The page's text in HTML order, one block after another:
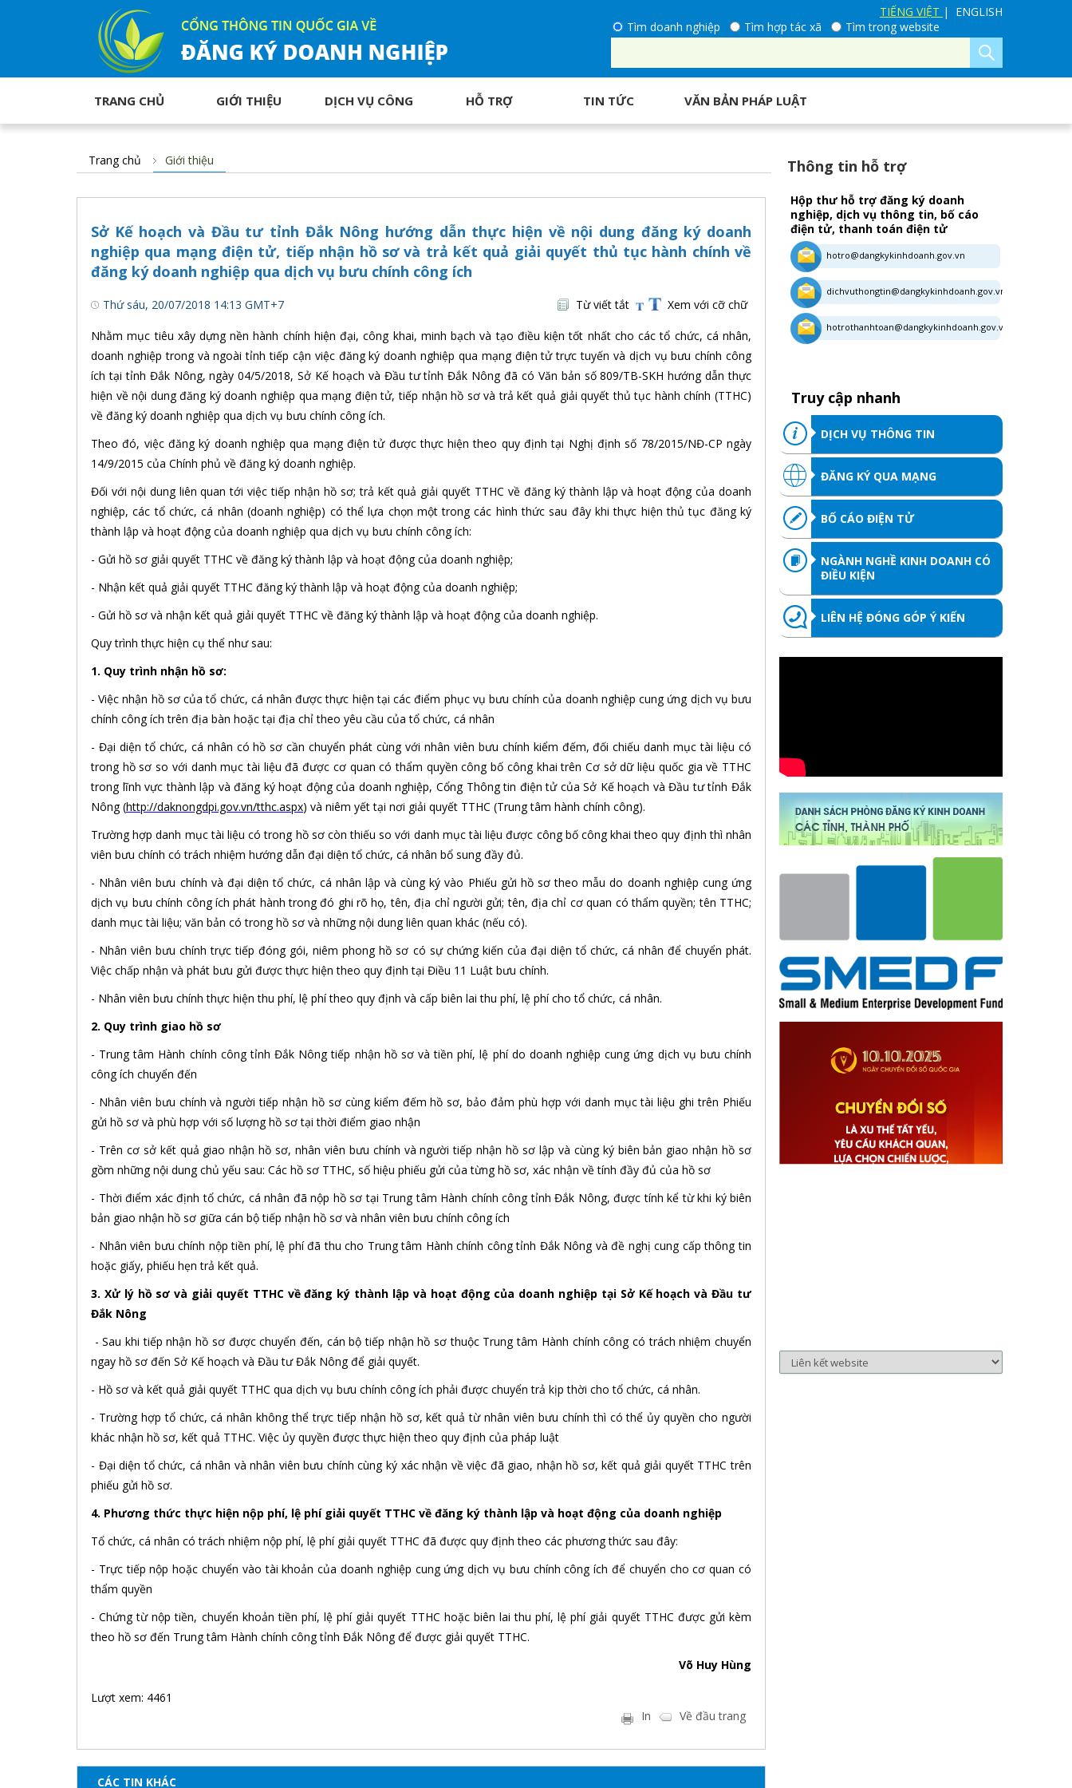
TIẾNG VIỆT | ENGLISH
Tìm doanh nghiệp
Tìm hợp tác xã Tìm trong website
TRANG CHỦ GIỚI THIỆU DỊCH VỤ CÔNG HỖ TRỢ TIN TỨC VĂN BẢN PHÁP LUẬT
Trang chủ Giới thiệu
Sở Kế hoạch và Đầu tư tỉnh Đắk Nông hướng dẫn thực hiện về nội dung đăng ký doanh
nghiệp qua mạng điện tử, tiếp nhận hồ sơ và trả kết quả giải quyết thủ tục hành chính về
đăng ký doanh nghiệp qua dịch vụ bưu chính công ích
Thứ sáu, 20/07/2018 14:13 GMT+7 Từ viết tắt Xem với cỡ chữ
Nhằm mục tiêu xây dựng nền hành chính hiện đại, công khai, minh bạch và tạo điều kiện tốt nhất cho các tổ chức, cá nhân,
doanh nghiệp trong và ngoài tỉnh tiếp cận việc đăng ký doanh nghiệp qua mạng điện tử trực tuyến và dịch vụ bưu chính công
ích tại tỉnh Đắk Nông, ngày 04/5/2018, Sở Kế hoạch và Đầu tư tỉnh Đắk Nông đã có Văn bản số 809/TB-SKH hướng dẫn thực
hiện về nội dung đăng ký doanh nghiệp qua mạng điện tử, tiếp nhận hồ sơ và trả kết quả giải quyết thủ tục hành chính (TTHC)
về đăng ký doanh nghiệp qua dịch vụ bưu chính công ích.
Theo đó, việc đăng ký doanh nghiệp qua mạng điện tử được thực hiện theo quy định tại Nghị định số 78/2015/NĐ-CP ngày
14/9/2015 của Chính phủ về đăng ký doanh nghiệp.
Đối với nội dung liên quan tới việc tiếp nhận hồ sơ; trả kết quả giải quyết TTHC về đăng ký thành lập và hoạt động của doanh
nghiệp, các tổ chức, cá nhân (doanh nghiệp) có thể lựa chọn một trong các hình thức sau đây khi thực hiện thủ tục đăng ký
thành lập và hoạt động của doanh nghiệp qua dịch vụ bưu chính công ích:
- Gửi hồ sơ giải quyết TTHC về đăng ký thành lập và hoạt động của doanh nghiệp;
- Nhận kết quả giải quyết TTHC đăng ký thành lập và hoạt động của doanh nghiệp;
- Gửi hồ sơ và nhận kết quả giải quyết TTHC về đăng ký thành lập và hoạt động của doanh nghiệp.
Quy trình thực hiện cụ thể như sau:
1. Quy trình nhận hồ sơ:
- Việc nhận hồ sơ của tổ chức, cá nhân được thực hiện tại các điểm phục vụ bưu chính của doanh nghiệp cung ứng dịch vụ bưu
chính công ích trên địa bàn hoặc tại địa chỉ theo yêu cầu của tổ chức, cá nhân
- Đại diện tổ chức, cá nhân có hồ sơ cần chuyển phát cùng với nhân viên bưu chính kiểm đếm, đối chiếu danh mục tài liệu có
trong hồ sơ so với danh mục tài liệu đã được cơ quan có thẩm quyền công bố công khai trên Cơ sở dữ liệu quốc gia về TTHC
trong lĩnh vực thành lập và đăng ký hoạt động của doanh nghiệp, Cổng Thông tin điện tử của Sở Kế hoạch và Đầu tư tỉnh Đắk
Nông(http://daknongdpi.gov.vn/tthc.aspx)và niêm yết tại nơi giải quyết TTHC (Trung tâm hành chính công).
Trường hợp danh mục tài liệu có trong hồ sơ còn thiếu so với danh mục tài liệu được công bố công khai theo quy định thì nhân
viên bưu chính có trách nhiệm hướng dẫn đại diện tổ chức, cá nhân bổ sung đầy đủ.
- Nhân viên bưu chính và đại diện tổ chức, cá nhân lập và cùng ký vào Phiếu gửi hồ sơ theo mẫu do doanh nghiệp cung ứng
dịch vụ bưu chính công ích phát hành trong đó ghi rõ họ, tên, địa chỉ người gửi; tên, địa chỉ cơ quan có thẩm quyền; tên TTHC;
danh mục tài liệu; văn bản có trong hồ sơ và những nội dung liên quan khác (nếu có).
- Nhân viên bưu chính trực tiếp đóng gói, niêm phong hồ sơ có sự chứng kiến của đại diện tổ chức, cá nhân để chuyển phát.
Việc chấp nhận và phát bưu gửi được thực hiện theo quy định tại Điều 11 Luật bưu chính.
- Nhân viên bưu chính thực hiện thu phí, lệ phí theo quy định và cấp biên lai thu phí, lệ phí cho tổ chức, cá nhân.
2. Quy trình giao hồ sơ
- Trung tâm Hành chính công tỉnh Đắk Nông tiếp nhận hồ sơ và tiền phí, lệ phí do doanh nghiệp cung ứng dịch vụ bưu chính
công ích chuyển đến
- Nhân viên bưu chính và người tiếp nhận hồ sơ cùng kiểm đếm hồ sơ, bảo đảm phù hợp với danh mục tài liệu ghi trên Phiếu
gửi hồ sơ và phù hợp với số lượng hồ sơ tại thời điểm giao nhận
- Trên cơ sở kết quả giao nhận hồ sơ, nhân viên bưu chính và người tiếp nhận hồ sơ lập và cùng ký biên bản giao nhận hồ sơ
gồm những nội dung chủ yếu sau: Các hồ sơ TTHC, số hiệu phiếu gửi của từng hồ sơ, xác nhận về tính đầy đủ của hồ sơ
- Thời điểm xác định tổ chức, cá nhân đã nộp hồ sơ tại Trung tâm Hành chính công tỉnh Đắk Nông, được tính kể từ khi ký biên
bản giao nhận hồ sơ giữa cán bộ tiếp nhận hồ sơ và nhân viên bưu chính công ích
- Nhân viên bưu chính nộp tiền phí, lệ phí đã thu cho Trung tâm Hành chính công tỉnh Đắk Nông và đề nghị cung cấp thông tin
hoặc giấy, phiếu hẹn trả kết quả.
3. Xử lý hồ sơ và giải quyết TTHC về đăng ký thành lập và hoạt động của doanh nghiệp tại Sở Kế hoạch và Đầu tư
Đắk Nông
- Sau khi tiếp nhận hồ sơ được chuyển đến, cán bộ tiếp nhận hồ sơ thuộc Trung tâm Hành chính công có trách nhiệm chuyển
ngay hồ sơ đến Sở Kế hoạch và Đầu tư Đắk Nông để giải quyết.
- Hồ sơ và kết quả giải quyết TTHC qua dịch vụ bưu chính công ích phải được chuyển trả kịp thời cho tổ chức, cá nhân.
- Trường hợp tổ chức, cá nhân không thể trực tiếp nhận hồ sơ, kết quả từ nhân viên bưu chính thì có thể ủy quyền cho người
khác nhận hồ sơ, kết quả TTHC. Việc ủy quyền được thực hiện theo quy định của pháp luật
- Đại diện tổ chức, cá nhân và nhân viên bưu chính cùng ký xác nhận về việc đã giao, nhận hồ sơ, kết quả giải quyết TTHC trên
phiếu gửi hồ sơ.
4. Phương thức thực hiện nộp phí, lệ phí giải quyết TTHC về đăng ký thành lập và hoạt động của doanh nghiệp
Tổ chức, cá nhân có trách nhiệm nộp phí, lệ phí giải quyết TTHC đã được quy định theo các phương thức sau đây:
- Trực tiếp nộp hoặc chuyển vào tài khoản của doanh nghiệp cung ứng dịch vụ bưu chính công ích để chuyển cho cơ quan có
thẩm quyền
- Chứng từ nộp tiền, chuyển khoản tiền phí, lệ phí giải quyết TTHC hoặc biên lai thu phí, lệ phí giải quyết TTHC được gửi kèm
theo hồ sơ đến Trung tâm Hành chính công tỉnh Đắk Nông để được giải quyết TTHC.
Võ Huy Hùng
Lượt xem: 4461
Về đầu trang
In
CÁC TIN KHÁC
Thông tin hỗ trợ
Hộp thư hỗ trợ đăng ký doanh
nghiệp, dịch vụ thông tin, bố cáo
điện tử, thanh toán điện tử
hotro@dangkykinhdoanh.gov.vn
dichvuthongtin@dangkykinhdoanh.gov.vn
hotrothanhtoan@dangkykinhdoanh.gov.vn
Truy cập nhanh
DỊCH VỤ THÔNG TIN
ĐĂNG KÝ QUA MẠNG
BỐ CÁO ĐIỆN TỬ
NGÀNH NGHỀ KINH DOANH CÓ
ĐIỀU KIỆN
LIÊN HỆ ĐÓNG GÓP Ý KIẾN